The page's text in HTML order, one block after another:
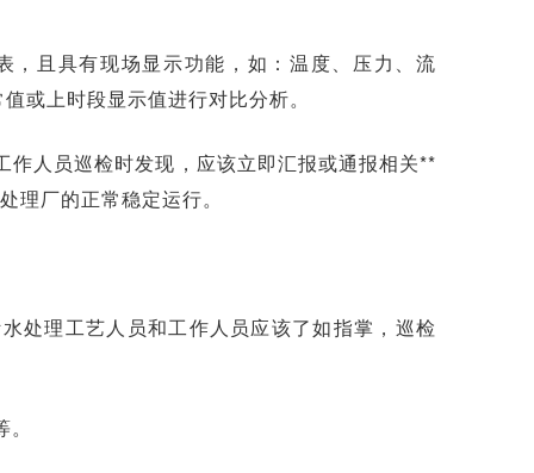
，且具有现场显示功能，如：温度、压力、流
或上时段显示值进行对比分析。
人员巡检时发现，应该立即汇报或通报相关**
理厂的正常稳定运行。
处理工艺人员和工作人员应该了如指掌，巡检